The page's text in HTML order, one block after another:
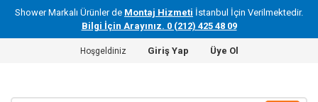
Shower Markalı Ürünler de Montaj Hizmeti İstanbul İçin Verilmektedir.
Bilgi İçin Arayınız. 0 (212) 425 48 09
Hoşgeldiniz Giriş Yap Üye Ol